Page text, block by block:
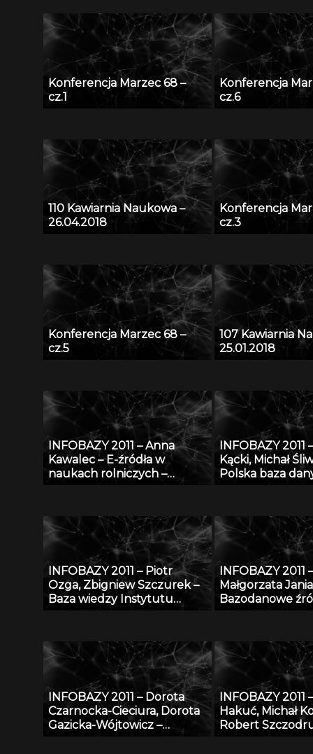
Konferencja Marzec 68 –
cz.1
Konferencja
cz.6
110 Kawiarnia Naukowa –
26.04.2018
Konferencja
cz.3
Konferencja Marzec 68 –
cz.5
107 Kawiarnia
25.01.2018
INFOBAZY 2011 – Anna
Kawalec – E-źródła w
naukach rolniczych –
kontekście tworzenia baz
danych
INFOBAZY
Kącki, Michał
Polska baza
działania, zasoby i
perspektywy
INFOBAZY 2011 – Piotr
Ozga, Zbigniew Szczurek –
Baza wiedzy Instytutu
naukowego ITB nauce i
gospodarce
INFOBAZY 2011 –
Małgorzata
Bazodanowe
INFOBAZY 2011 – Dorota
Czarnocka-Cieciura, Dorota
Gazicka-Wójtowicz –
INFOBAZY 2011
Hakuć, Michał
Robert